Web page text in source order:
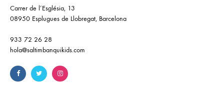
Carrer de l’Església, 13
08950 Esplugues de Llobregat, Barcelona
933 72 26 28
hola@saltimbanquikids.com